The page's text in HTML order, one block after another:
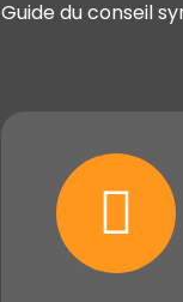
Guide du conseil